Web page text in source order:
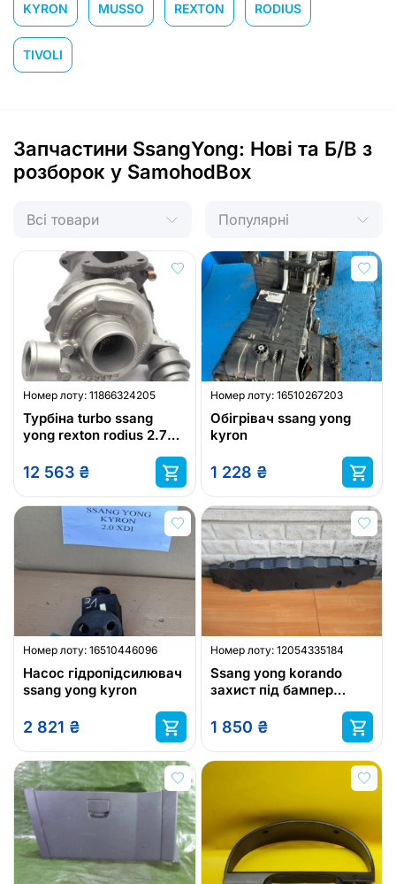
KYRON MUSSO REXTON RODIUS
TIVOLI
Запчастини SsangYong: Нові та Б/В з
розборок у SamohodBox
Всі товари Популярні
Номер лоту: 11866324205
Турбіна turbo ssang
yong rexton rodius 2.7
12 563 ₴
Номер лоту: 16510267203
Обігрівач ssang yong
kyron
1 228 ₴
Номер лоту: 16510446096
Насос гідропідсилювач
ssang yong kyron
2 821 ₴
Номер лоту: 12054335184
Ssang yong korando
захист під бампер
1 850 ₴